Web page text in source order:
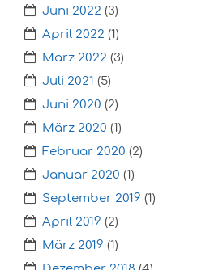
Juni 2022 (3)
April 2022 (1)
März 2022 (3)
Juli 2021 (5)
Juni 2020 (2)
März 2020 (1)
Februar 2020 (2)
Januar 2020 (1)
September 2019 (1)
April 2019 (2)
März 2019 (1)